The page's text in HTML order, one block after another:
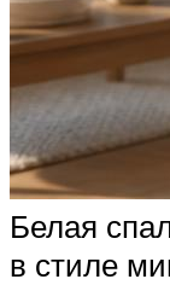
Белая
в стиле